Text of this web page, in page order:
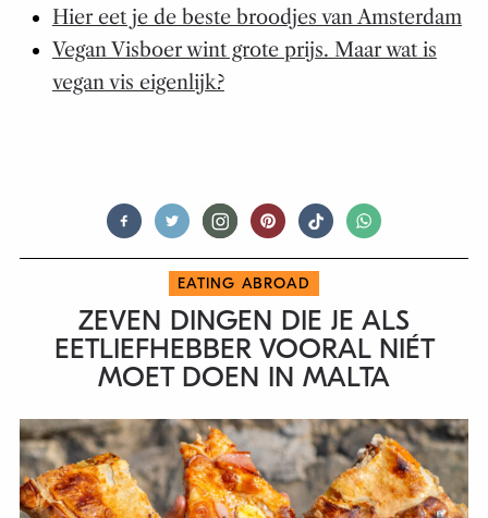
Hier eet je de beste broodjes van Amsterdam
Vegan Visboer wint grote prijs. Maar wat is
vegan vis eigenlijk?
EATING ABROAD
ZEVEN DINGEN DIE JE ALS
EETLIEFHEBBER VOORAL NIÉT
MOET DOEN IN MALTA